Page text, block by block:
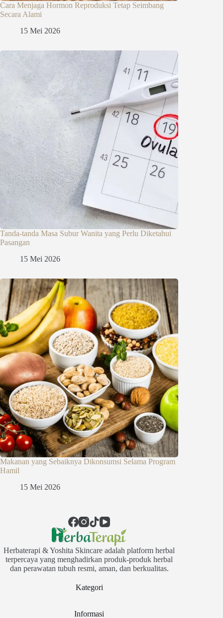
Cara Menjaga Hormon Reproduksi Tetap Seimbang
Secara Alami
15 Mei 2026
Tanda-tanda Masa Subur Wanita yang Perlu Diketahui
Pasangan
15 Mei 2026
Makanan yang Sebaiknya Dikonsumsi Selama Program
Hamil
15 Mei 2026
Herbaterapi & Yoshita Skincare adalah platform herbal
terpercaya yang menghadirkan produk-produk herbal
dan perawatan tubuh resmi, aman, dan berkualitas.
Kategori
Informasi